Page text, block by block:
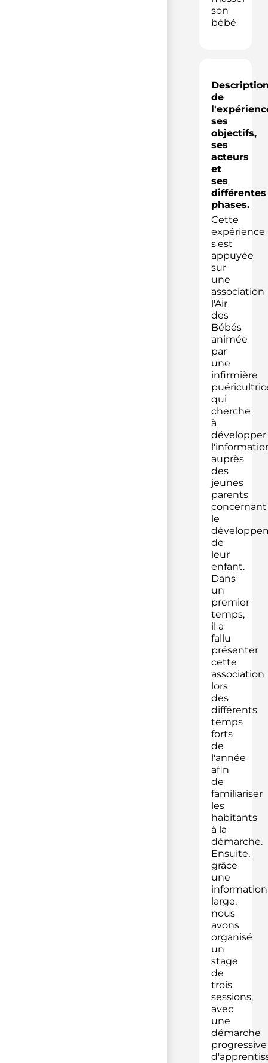
son
bébé
de
ses
objectifs,
ses
acteurs
et
ses
différentes
phases.
Cette
expérience
s'est
appuyée
sur
une
association
l'Air
des
Bébés
animée
par
une
infirmière
qui
cherche
à
développer
auprès
des
jeunes
parents
concernant
le
de
leur
enfant.
Dans
un
premier
temps,
il a
fallu
présenter
cette
association
lors
des
différents
temps
forts
de
l'année
afin
de
familiariser
les
habitants
à la
démarche.
Ensuite,
grâce
une
information
large,
nous
avons
organisé
un
stage
de
trois
sessions,
avec
une
démarche
progressive